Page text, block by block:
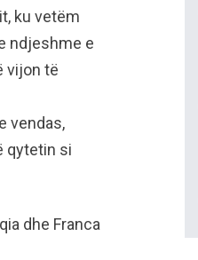
ku vetëm
ndjeshme e
vijon të
vendas,
qytetin si
dhe Franca